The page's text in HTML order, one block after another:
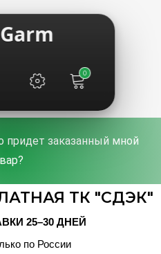
Garm
0
придет заказанный мной
ТК "СДЭК"
25–30 ДНЕЙ
по России